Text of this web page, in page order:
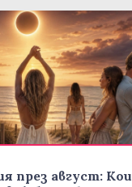
през август: Кои